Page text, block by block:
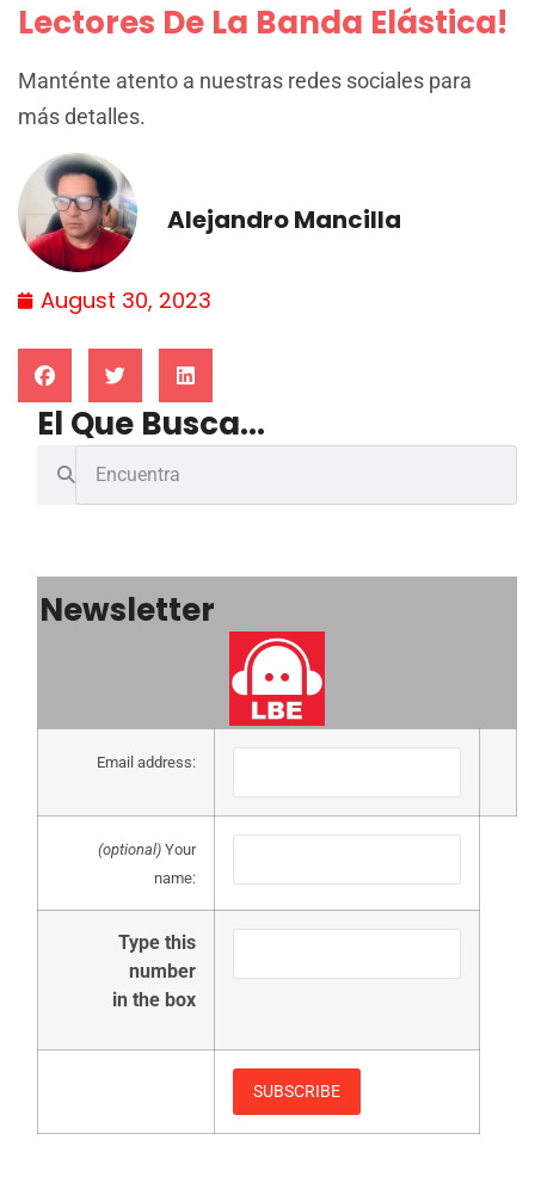
Lectores De La Banda Elástica!
Manténte atento a nuestras redes sociales para
más detalles.
Alejandro Mancilla
August 30, 2023
El Que Busca...
Newsletter
Email address:
(optional) Your
name:
Type this
number
in the box